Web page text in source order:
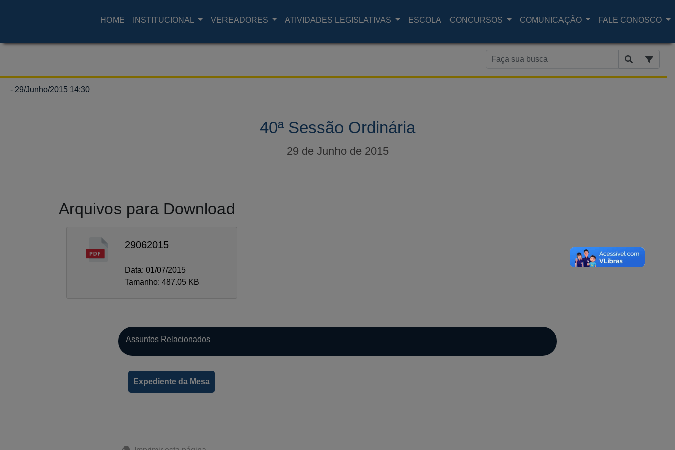
HOME INSTITUCIONAL VEREADORES ATIVIDADES LEGISLATIVAS ESCOLA CONCURSOS COMUNICAÇÃO FALE CONOSCO
- 29/Junho/2015 14:30
40ª Sessão Ordinária
29 de Junho de 2015
Arquivos para Download
29062015
Data: 01/07/2015
Tamanho: 487.05 KB
Assuntos Relacionados
Expediente da Mesa